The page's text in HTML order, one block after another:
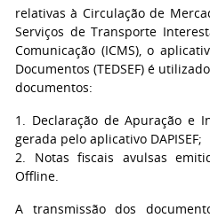
relativas à Circulação de
Serviços de Transporte
Comunicação (ICMS), o
Documentos (TEDSEF) é
documentos:
1. Declaração de Apuração e
gerada pelo aplicativo DAPISEF;
2. Notas fiscais avulsas
Offline.
A transmissão dos